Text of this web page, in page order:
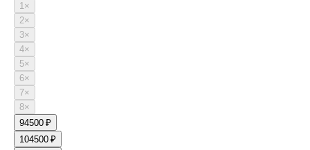
1×
2×
3×
4×
5×
6×
7×
8×
94500 ₽
104500 ₽